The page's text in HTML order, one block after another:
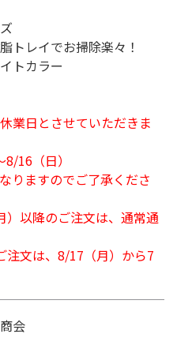
トレイでお掃除楽々！
トカラー
業日とさせていただきま
16（日）
りますのでご了承くださ
）以降のご注文は、通常通
注文は、8/17（月）から7
会